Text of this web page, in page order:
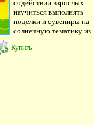
содействии взрослых
научиться выполнять
поделки и сувениры на
солнечную тематику
Купить